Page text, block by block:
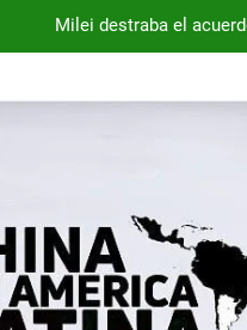
Milei destraba el
Milei destraba el
millones de cajas de